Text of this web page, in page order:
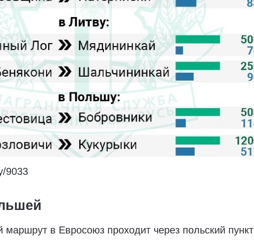
9033
в Евросоюз проходит через польский пункт